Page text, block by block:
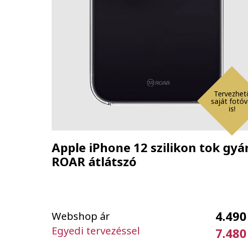
saját
is!
Apple iPhone 12 szilikon tok
ROAR átlátszó
Webshop ár
Egyedi tervezéssel